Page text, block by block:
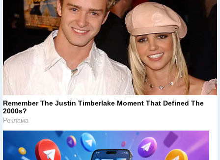
Remember The Justin Timberlake Moment That Defined The
2000s?
Реклама